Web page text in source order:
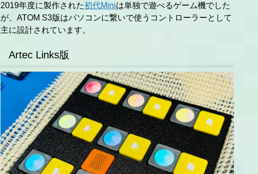
2019年度に製作された初代Miniは単独で遊べるゲーム機でした
が、ATOM S3版はパソコンに繋いで使うコントローラーとして
主に設計されています。
Artec Links版